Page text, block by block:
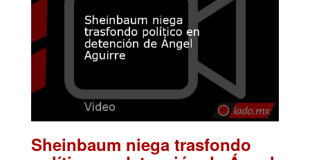
Sheinbaum niega trasfondo